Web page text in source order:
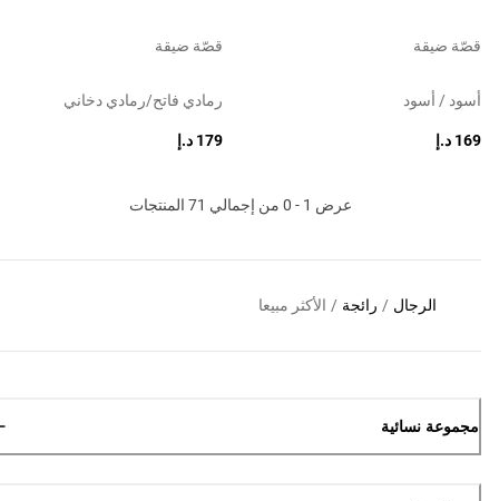
قصّة ضيقة
أسود / أسود
169 د.إ
قصّة ضيقة
رمادي فاتح/رمادي دخاني
179 د.إ
عرض 1 - 0 من إجمالي 71 المنتجات
الرجال / رائجة / الأكثر مبيعا
مجموعة نسائية